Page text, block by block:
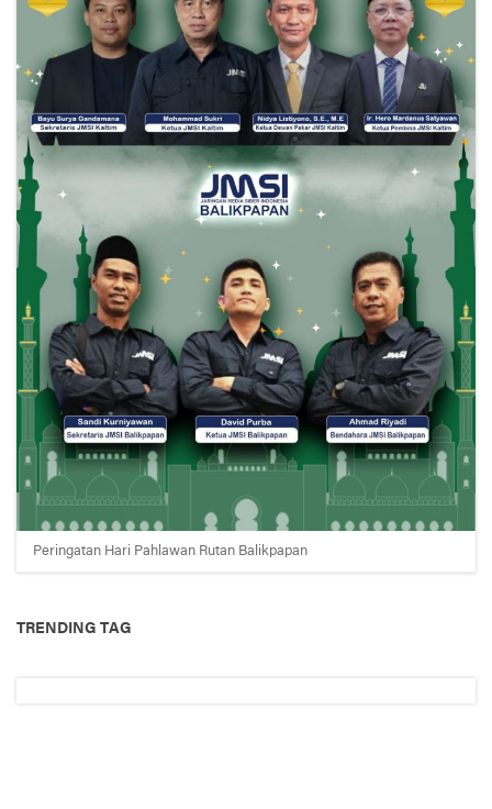
Peringatan Hari Pahlawan Rutan Balikpapan
TRENDING TAG